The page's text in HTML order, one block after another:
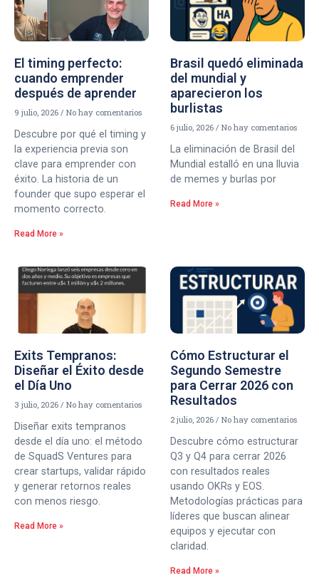
El timing perfecto:
cuando emprender
después de aprender
9 julio, 2026 No hay comentarios
Descubre por qué el timing y
la experiencia previa son
clave para emprender con
éxito. La historia de un
founder que supo esperar el
momento correcto.
Read More »
Brasil quedó eliminada
del mundial y
aparecieron los
burlistas
6 julio, 2026 No hay comentarios
La eliminación de Brasil del
Mundial estalló en una lluvia
de memes y burlas por
Read More »
Exits Tempranos:
Diseñar el Éxito desde
el Día Uno
3 julio, 2026 No hay comentarios
Diseñar exits tempranos
desde el día uno: el método
de SquadS Ventures para
crear startups, validar rápido
y generar retornos reales
con menos riesgo.
Read More »
Cómo Estructurar el
Segundo Semestre
para Cerrar 2026 con
Resultados
2 julio, 2026 No hay comentarios
Descubre cómo estructurar
Q3 y Q4 para cerrar 2026
con resultados reales
usando OKRs y EOS.
Metodologías prácticas para
líderes que buscan alinear
equipos y ejecutar con
claridad.
Read More »